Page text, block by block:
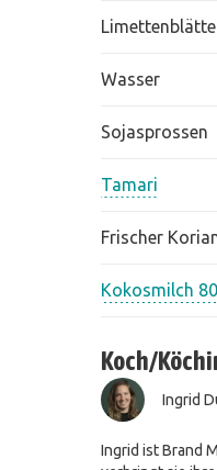
Wasser
Sojasprossen
Tamari
Frischer
Kokosmilch
Koch/
Ingrid
Ingrid ist Brand